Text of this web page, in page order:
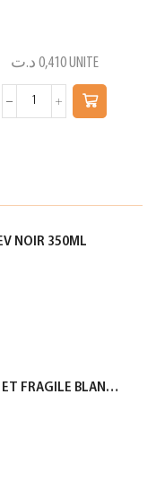
0,410 د.ت UNITE
NOIR 350ML
LILAS SHAMP EXT FEM FIN ET FRAGILE BLANC 350ML